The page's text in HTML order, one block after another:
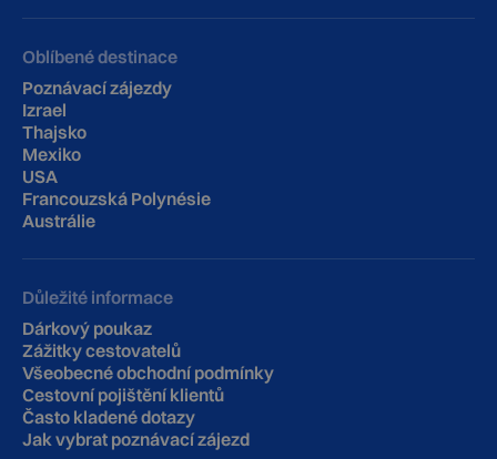
Oblíbené destinace
Poznávací zájezdy
Izrael
Thajsko
Mexiko
USA
Francouzská Polynésie
Austrálie
Důležité informace
Dárkový poukaz
Zážitky cestovatelů
Všeobecné obchodní podmínky
Cestovní pojištění klientů
‍Často kladené dotazy
Jak vybrat poznávací zájezd